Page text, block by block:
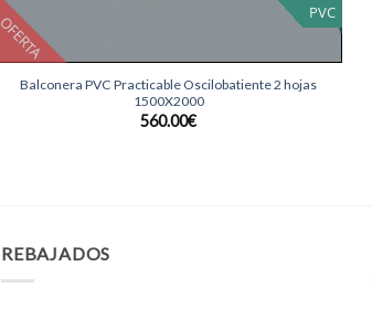
OFERTA
PVC
+
Balconera PVC Practicable Oscilobatiente 2 hojas
1500X2000
560.00€
REBAJADOS